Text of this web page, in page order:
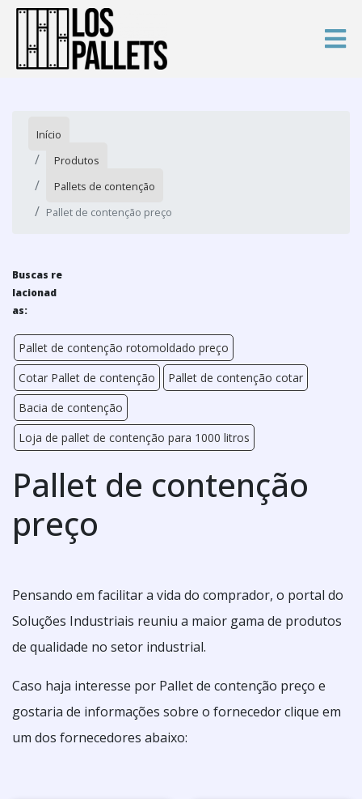
Início
Produtos
Pallets de contenção
Pallet de contenção preço
Buscas re
lacionad
as:
Pallet de contenção rotomoldado preço
Cotar Pallet de contenção
Pallet de contenção cotar
Bacia de contenção
Loja de pallet de contenção para 1000 litros
Pallet de contenção
preço
Pensando em facilitar a vida do comprador, o portal do
Soluções Industriais reuniu a maior gama de produtos
de qualidade no setor industrial.
Caso haja interesse por Pallet de contenção preço e
gostaria de informações sobre o fornecedor clique em
um dos fornecedores abaixo: